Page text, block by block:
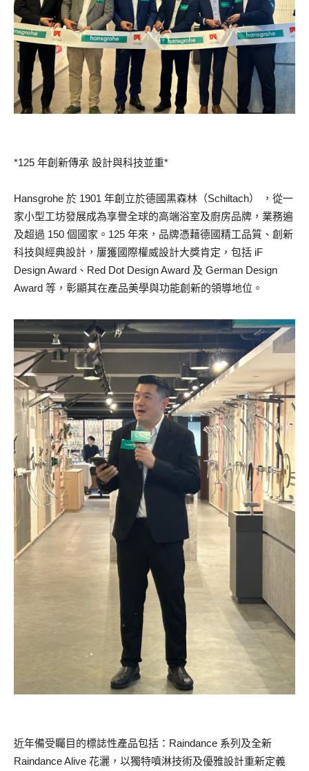
*125 年創新傳承 設計與科技並重*
Hansgrohe 於 1901 年創立於德國黑森林（Schiltach） ，從一
家小型工坊發展成為享譽全球的高端浴室及廚房品牌，業務遍
及超過 150 個國家。125 年來，品牌憑藉德國精工品質、創新
科技與經典設計，屢獲國際權威設計大獎肯定，包括 iF
Design Award、Red Dot Design Award 及 German Design
Award 等，彰顯其在產品美學與功能創新的領導地位。
近年備受矚目的標誌性產品包括：Raindance 系列及全新
Raindance Alive 花灑，以獨特噴淋技術及優雅設計重新定義